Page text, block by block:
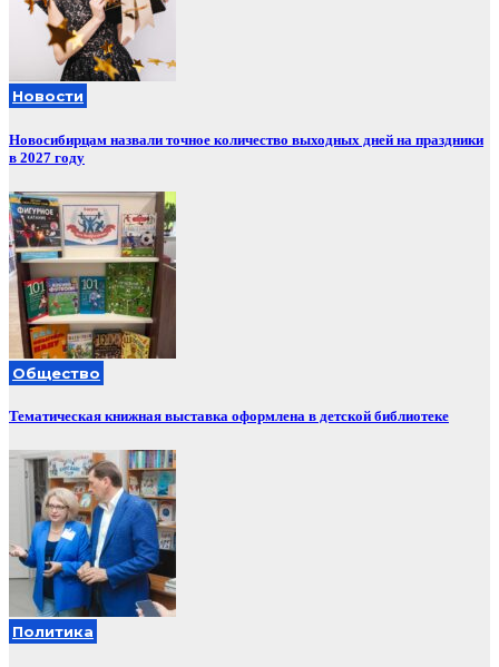
Новости
Новосибирцам назвали точное количество выходных дней на праздники
в 2027 году
Общество
Тематическая книжная выставка оформлена в детской библиотеке
Политика